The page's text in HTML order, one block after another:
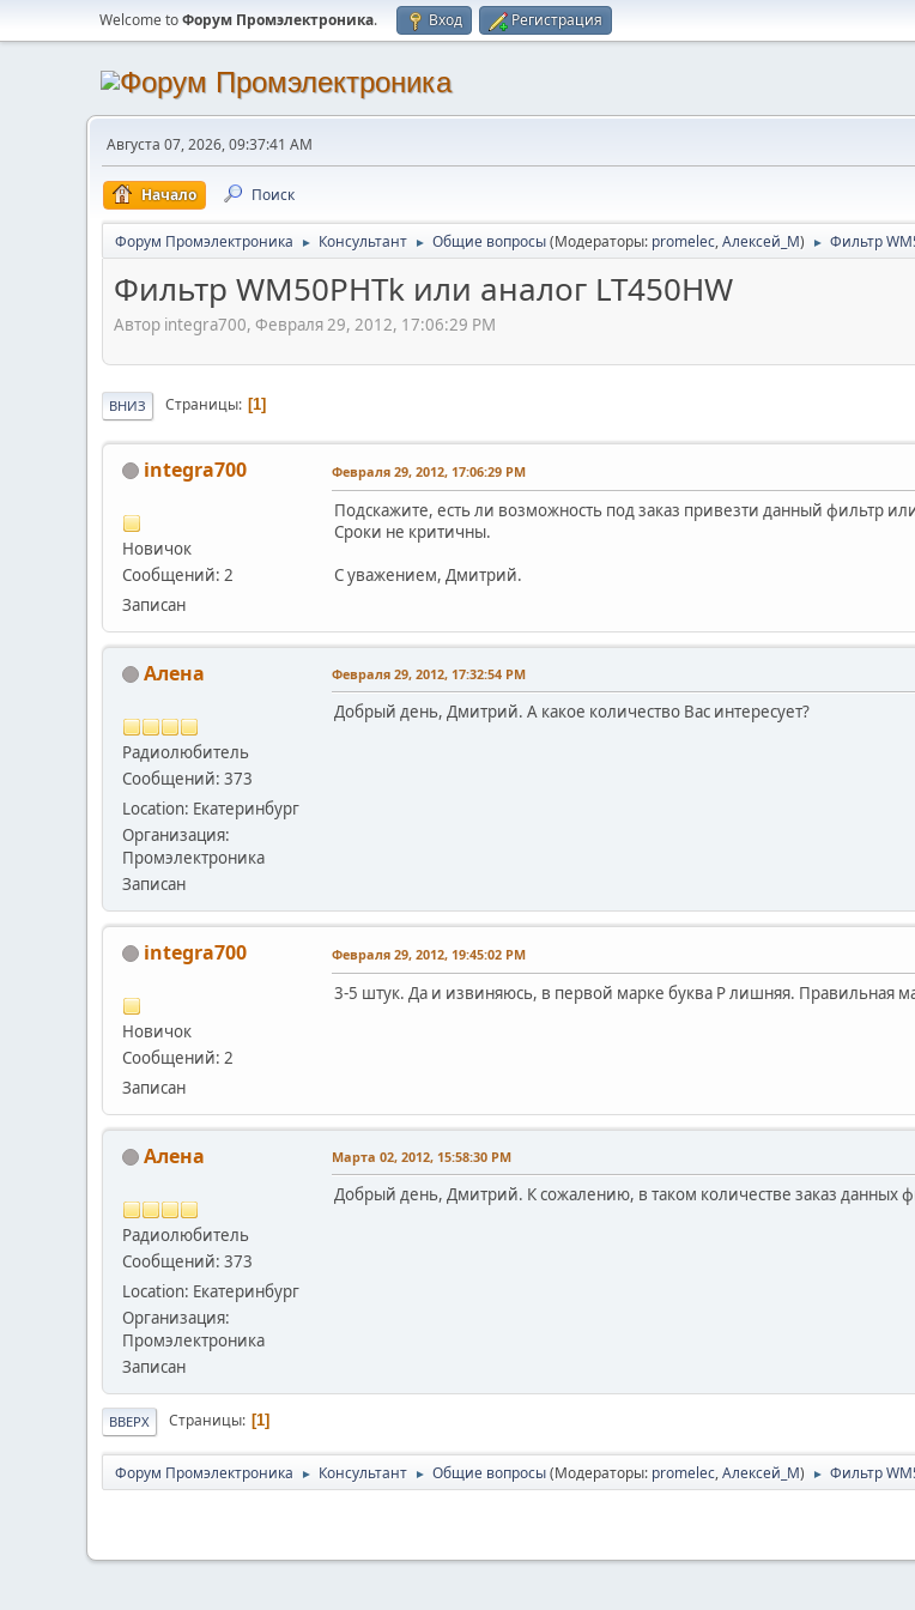
Welcome toФорум Промэлектроника. Вход Регистрация
Августа 07, 2026, 09:37:41 AM
Начало Поиск
Форум Промэлектроника ► Консультант ► Общие вопросы(Модераторы: promelec,Алексей_М) ► Фильтр
Фильтр WM50РHTk или аналог LT450HW
Автор integra700, Февраля 29, 2012, 17:06:29 PM
ВНИЗ Страницы 1
integra700
Новичок
Сообщений: 2
Записан
Февраля 29, 2012, 17:06:29 PM
Подскажите, есть ли возможность под заказ привезти данный фильтр
Сроки не критичны.
С уважением, Дмитрий.
Алена
Радиолюбитель
Сообщений: 373
Location: Екатеринбург
Организация:
Промэлектроника
Записан
Февраля 29, 2012, 17:32:54 PM
Добрый день, Дмитрий. А какое количество Вас интересует?
integra700
Новичок
Сообщений: 2
Записан
Февраля 29, 2012, 19:45:02 PM
3-5 штук. Да и извиняюсь, в первой марке буква Р лишняя. Правильная
Алена
Радиолюбитель
Сообщений: 373
Location: Екатеринбург
Организация:
Промэлектроника
Записан
Марта 02, 2012, 15:58:30 PM
Добрый день, Дмитрий. К сожалению, в таком количестве заказ данных
ВВЕРХ Страницы 1
Форум Промэлектроника ► Консультант ► Общие вопросы(Модераторы: promelec,Алексей_М) ► Фильтр